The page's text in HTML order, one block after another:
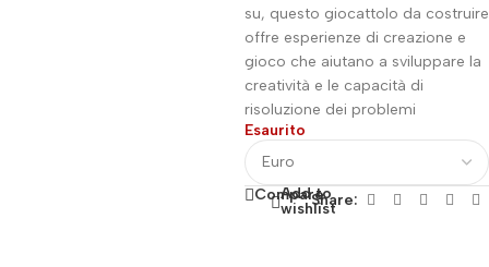
su, questo giocattolo da costruire
offre esperienze di creazione e
gioco che aiutano a sviluppare la
creatività e le capacità di
risoluzione dei problemi
Esaurito
Compare
Add to
wishlistShare: